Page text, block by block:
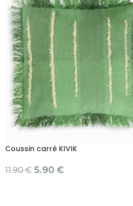
Coussin carré KIVIK
11.90€ 5.90 €